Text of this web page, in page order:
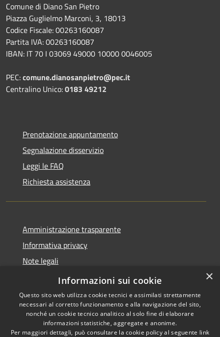
Comune di Diano San Pietro
Piazza Guglielmo Marconi, 3, 18013
Codice Fiscale: 00263160087
Partita IVA: 00263160087
IBAN: IT 70 I 03069 49000 10000 0046005
PEC:comune.dianosanpietro@pec.it
Centralino Unico:0183 49212
Prenotazione appuntamento
Segnalazione disservizio
Leggi le FAQ
Richiesta assistenza
Amministrazione trasparente
Informativa privacy
Note legali
Dichiarazione di accessibilità
Copyright © 2026 • Comune di
×
Informazioni sui cookie
Questo sito web utilizza cookie tecnici e assimilati strettamente
necessari al corretto funzionamento e alla navigazione del sito,
nonché un cookie tecnico analitico al solo fine di elaborare
informazioni statistiche, aggregate e anonime.
Per maggiori dettagli, può consultare la cookie policy al seguente link